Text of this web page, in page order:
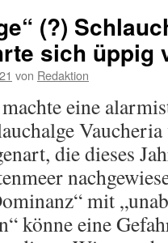
(?)
sich üppig
von Redaktion
eine
die dieses
mit
könne eine